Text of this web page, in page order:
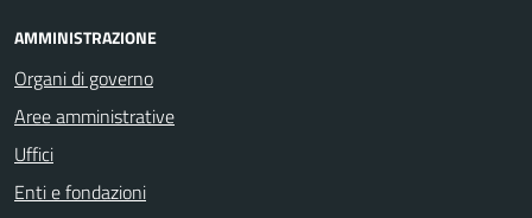
AMMINISTRAZIONE
Organi di governo
Aree amministrative
Uffici
Enti e fondazioni